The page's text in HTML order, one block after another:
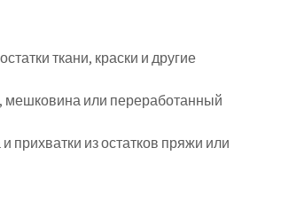
ткани, краски и другие
мешковина или переработанный
прихватки из остатков пряжи или